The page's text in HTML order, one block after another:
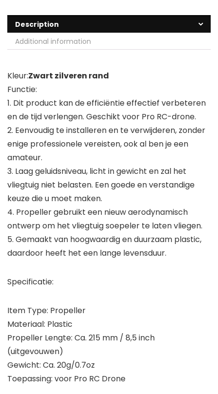
Description
Additional information
Kleur:Zwart zilveren rand
Functie:
1. Dit product kan de efficiëntie effectief verbeteren
en de tijd verlengen. Geschikt voor Pro RC-drone.
2. Eenvoudig te installeren en te verwijderen, zonder
enige professionele vereisten, ook al ben je een
amateur.
3. Laag geluidsniveau, licht in gewicht en zal het
vliegtuig niet belasten. Een goede en verstandige
keuze die u moet maken.
4. Propeller gebruikt een nieuw aerodynamisch
ontwerp om het vliegtuig soepeler te laten vliegen.
5. Gemaakt van hoogwaardig en duurzaam plastic,
daardoor heeft het een lange levensduur.
Specificatie:
Item Type: Propeller
Materiaal: Plastic
Propeller Lengte: Ca. 215 mm / 8,5 inch
(uitgevouwen)
Gewicht: Ca. 20g/0.7oz
Toepassing: voor Pro RC Drone